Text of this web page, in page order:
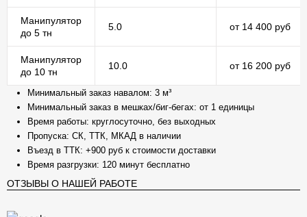
Манипулятор
до 5 тн
5.0 от 14 400 руб
Манипулятор
до 10 тн
10.0 от 16 200 руб
Минимальный заказ навалом: 3 м³
Минимальный заказ в мешках/биг-бегах: от 1 единицы
Время работы: круглосуточно, без выходных
Пропуска: СК, ТТК, МКАД в наличии
Въезд в ТТК: +900 руб к стоимости доставки
Время разгрузки: 120 минут бесплатно
ОТЗЫВЫ О НАШЕЙ РАБОТЕ